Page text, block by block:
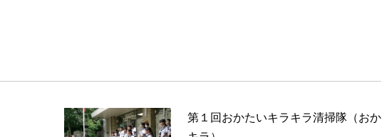
第１回おかたいキラキラ清掃隊（おか